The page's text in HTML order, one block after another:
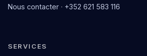
Nous contacter · +352 621 583 116
SERVICES